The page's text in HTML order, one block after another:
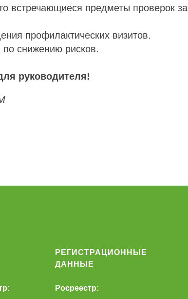
встречающиеся предметы проверок
профилактических визитов.
снижению рисков.
руководителя!
РЕГИСТРАЦИОННЫЕ
ДАННЫЕ
Росреестр: